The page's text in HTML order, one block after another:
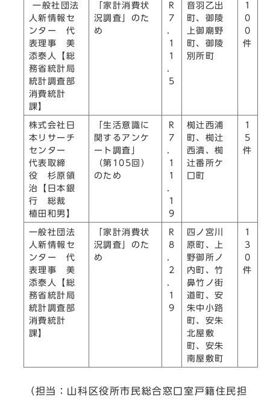
一般社団法
人新情報セ
ンター 代
表理事 美
添泰人【総
務省統計局
統計調査部
消費統計
課】
「家計消費状
況調査」のた
め
R
7
．
1
1
．
5
音羽乙出
町、御陵
上御廟野
町、御陵
別所町
1
0
0
件
株式会社日
本リサーチ
センター
代表取締
役 杉原領
治【日本銀
行 総裁
植田和男】
「生活意識に
関するアンケ
ート調査」
（第105回）
のため
R
7
．
1
1
．
1
9
椥辻󠄀西浦
町、椥辻󠄀
西潰、椥
辻󠄀番所ケ
口町
1
5
件
一般社団法
人新情報セ
ンター 代
表理事 美
添泰人【総
務省統計局
統計調査部
消費統計
課】
「家計消費状
況調査」のた
め
R
8
．
2
．
1
9
四ノ宮川
原町、上
野御所ノ
内町、竹
鼻竹ノ街
道町、安
朱中小路
町、安朱
北屋敷
町、安朱
南屋敷町
1
3
0
件
（担当：山科区役所市民総合窓口室戸籍住民担